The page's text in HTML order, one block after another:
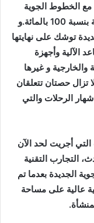
مع الخطوط الجوية
الجزائرية, مبرزا بأن هذه التجارب كانت ناجحة بنسبة 100 بالمائة.و
توشك على نهايتها
المصاعد الآلية وأجهزة
والخارجية و غيرها
تزال حصتان تتعلقان
الرحلات والتي
أجريت لحد الآن
التجارب التقنية
الجديدة بعدما تم
عالية على مساحة